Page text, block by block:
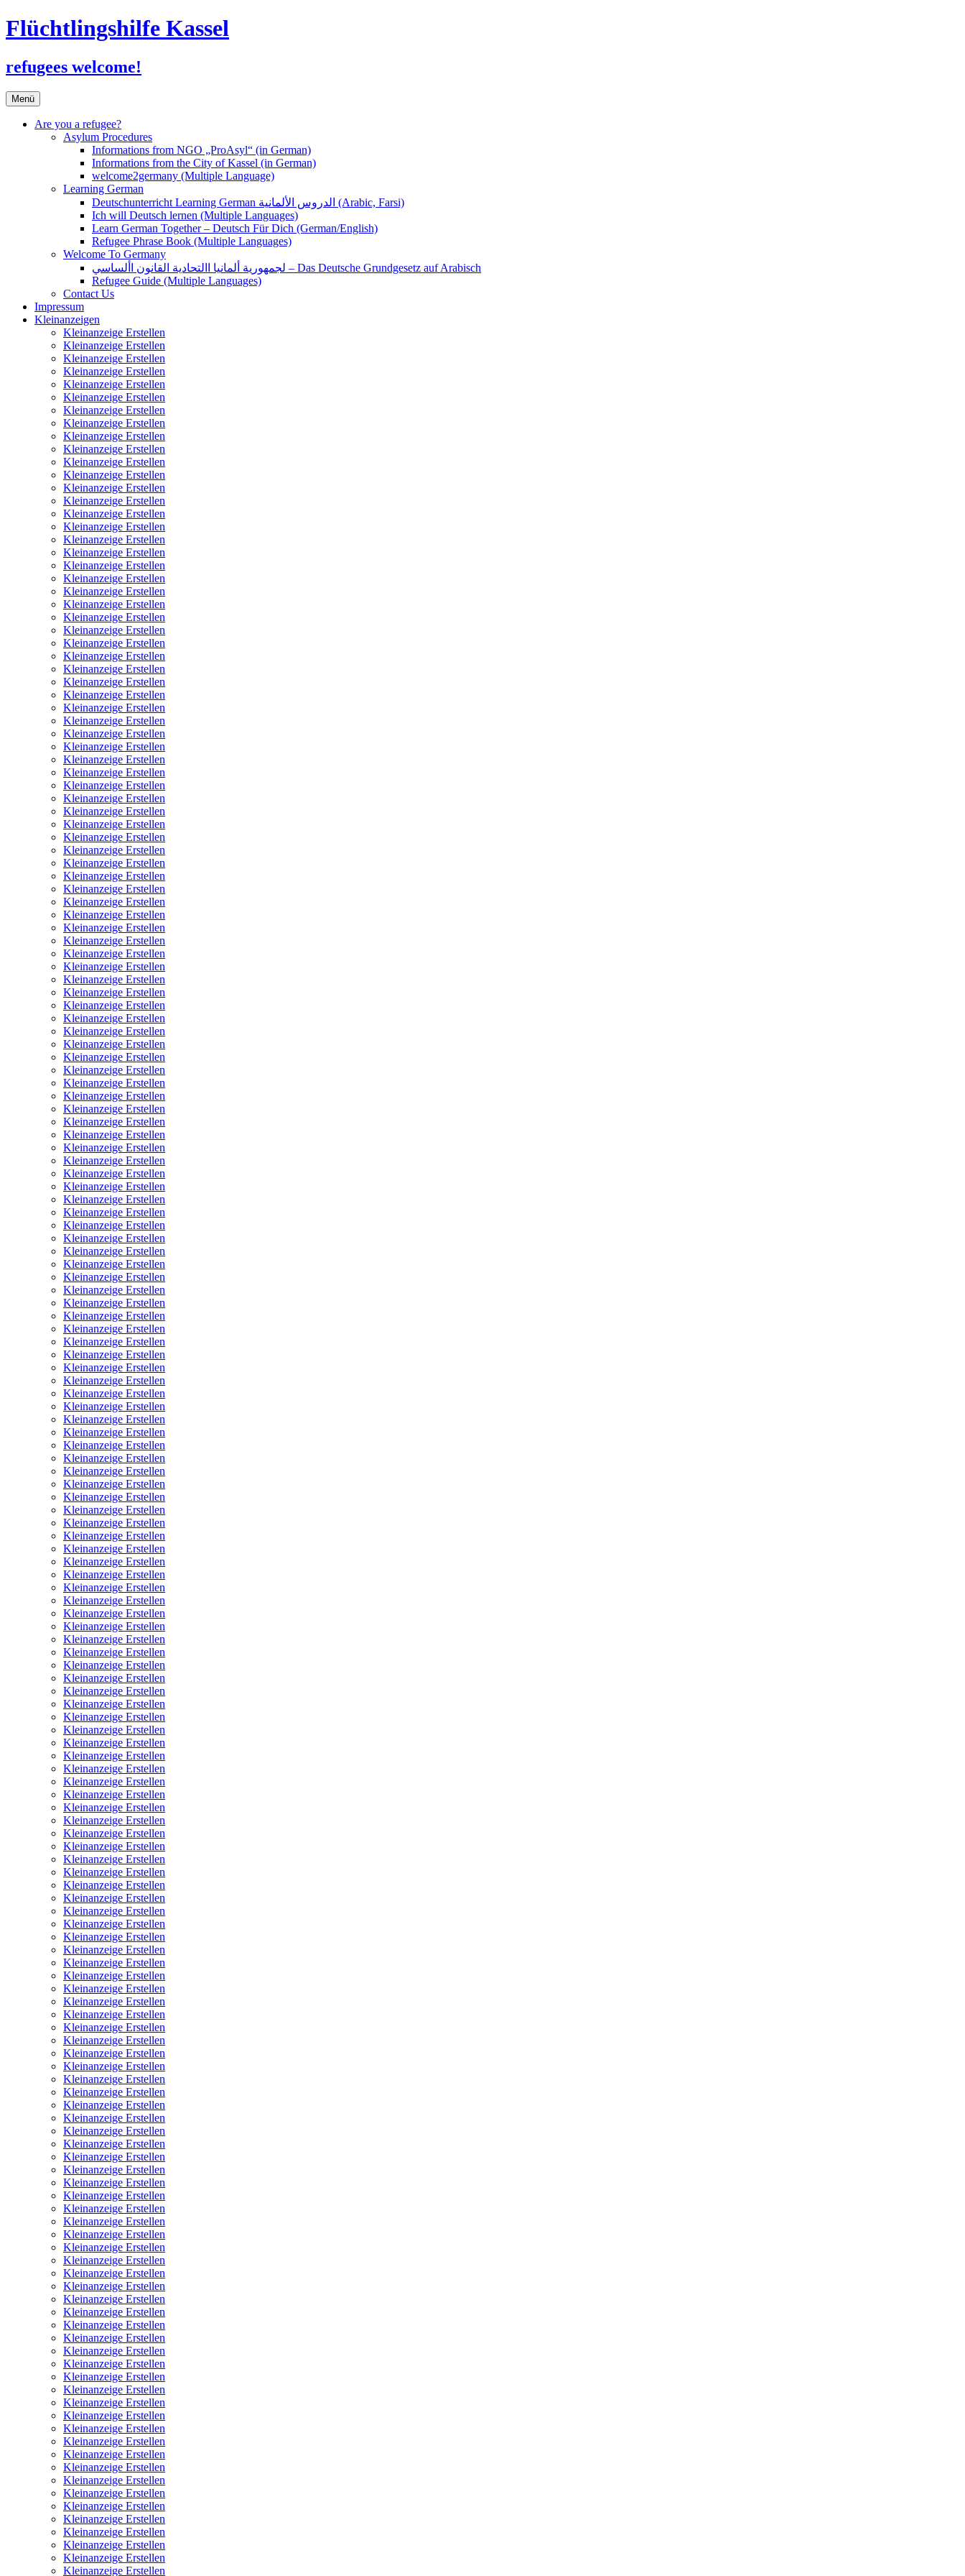
Flüchtlingshilfe Kassel
refugees welcome!
Menü Zum
Inhalt
springen
Are you a refugee?
Asylum Procedures
Informations from NGO „ProAsyl“ (in German)
Informations from the City of Kassel (in German)
welcome2germany (Multiple Language)
Learning German
Deutschunterricht Learning German الدروس الألمانية (Arabic, Farsi)
Ich will Deutsch lernen (Multiple Languages)
Learn German Together – Deutsch Für Dich (German/English)
Refugee Phrase Book (Multiple Languages)
Welcome To Germany
لجمهورية ألمانيا االتحادية القانون األساسي – Das Deutsche Grundgesetz auf Arabisch
Refugee Guide (Multiple Languages)
Contact Us
Impressum
Kleinanzeigen
Kleinanzeige Erstellen
Kleinanzeige Erstellen
Kleinanzeige Erstellen
Kleinanzeige Erstellen
Kleinanzeige Erstellen
Kleinanzeige Erstellen
Kleinanzeige Erstellen
Kleinanzeige Erstellen
Kleinanzeige Erstellen
Kleinanzeige Erstellen
Kleinanzeige Erstellen
Kleinanzeige Erstellen
Kleinanzeige Erstellen
Kleinanzeige Erstellen
Kleinanzeige Erstellen
Kleinanzeige Erstellen
Kleinanzeige Erstellen
Kleinanzeige Erstellen
Kleinanzeige Erstellen
Kleinanzeige Erstellen
Kleinanzeige Erstellen
Kleinanzeige Erstellen
Kleinanzeige Erstellen
Kleinanzeige Erstellen
Kleinanzeige Erstellen
Kleinanzeige Erstellen
Kleinanzeige Erstellen
Kleinanzeige Erstellen
Kleinanzeige Erstellen
Kleinanzeige Erstellen
Kleinanzeige Erstellen
Kleinanzeige Erstellen
Kleinanzeige Erstellen
Kleinanzeige Erstellen
Kleinanzeige Erstellen
Kleinanzeige Erstellen
Kleinanzeige Erstellen
Kleinanzeige Erstellen
Kleinanzeige Erstellen
Kleinanzeige Erstellen
Kleinanzeige Erstellen
Kleinanzeige Erstellen
Kleinanzeige Erstellen
Kleinanzeige Erstellen
Kleinanzeige Erstellen
Kleinanzeige Erstellen
Kleinanzeige Erstellen
Kleinanzeige Erstellen
Kleinanzeige Erstellen
Kleinanzeige Erstellen
Kleinanzeige Erstellen
Kleinanzeige Erstellen
Kleinanzeige Erstellen
Kleinanzeige Erstellen
Kleinanzeige Erstellen
Kleinanzeige Erstellen
Kleinanzeige Erstellen
Kleinanzeige Erstellen
Kleinanzeige Erstellen
Kleinanzeige Erstellen
Kleinanzeige Erstellen
Kleinanzeige Erstellen
Kleinanzeige Erstellen
Kleinanzeige Erstellen
Kleinanzeige Erstellen
Kleinanzeige Erstellen
Kleinanzeige Erstellen
Kleinanzeige Erstellen
Kleinanzeige Erstellen
Kleinanzeige Erstellen
Kleinanzeige Erstellen
Kleinanzeige Erstellen
Kleinanzeige Erstellen
Kleinanzeige Erstellen
Kleinanzeige Erstellen
Kleinanzeige Erstellen
Kleinanzeige Erstellen
Kleinanzeige Erstellen
Kleinanzeige Erstellen
Kleinanzeige Erstellen
Kleinanzeige Erstellen
Kleinanzeige Erstellen
Kleinanzeige Erstellen
Kleinanzeige Erstellen
Kleinanzeige Erstellen
Kleinanzeige Erstellen
Kleinanzeige Erstellen
Kleinanzeige Erstellen
Kleinanzeige Erstellen
Kleinanzeige Erstellen
Kleinanzeige Erstellen
Kleinanzeige Erstellen
Kleinanzeige Erstellen
Kleinanzeige Erstellen
Kleinanzeige Erstellen
Kleinanzeige Erstellen
Kleinanzeige Erstellen
Kleinanzeige Erstellen
Kleinanzeige Erstellen
Kleinanzeige Erstellen
Kleinanzeige Erstellen
Kleinanzeige Erstellen
Kleinanzeige Erstellen
Kleinanzeige Erstellen
Kleinanzeige Erstellen
Kleinanzeige Erstellen
Kleinanzeige Erstellen
Kleinanzeige Erstellen
Kleinanzeige Erstellen
Kleinanzeige Erstellen
Kleinanzeige Erstellen
Kleinanzeige Erstellen
Kleinanzeige Erstellen
Kleinanzeige Erstellen
Kleinanzeige Erstellen
Kleinanzeige Erstellen
Kleinanzeige Erstellen
Kleinanzeige Erstellen
Kleinanzeige Erstellen
Kleinanzeige Erstellen
Kleinanzeige Erstellen
Kleinanzeige Erstellen
Kleinanzeige Erstellen
Kleinanzeige Erstellen
Kleinanzeige Erstellen
Kleinanzeige Erstellen
Kleinanzeige Erstellen
Kleinanzeige Erstellen
Kleinanzeige Erstellen
Kleinanzeige Erstellen
Kleinanzeige Erstellen
Kleinanzeige Erstellen
Kleinanzeige Erstellen
Kleinanzeige Erstellen
Kleinanzeige Erstellen
Kleinanzeige Erstellen
Kleinanzeige Erstellen
Kleinanzeige Erstellen
Kleinanzeige Erstellen
Kleinanzeige Erstellen
Kleinanzeige Erstellen
Kleinanzeige Erstellen
Kleinanzeige Erstellen
Kleinanzeige Erstellen
Kleinanzeige Erstellen
Kleinanzeige Erstellen
Kleinanzeige Erstellen
Kleinanzeige Erstellen
Kleinanzeige Erstellen
Kleinanzeige Erstellen
Kleinanzeige Erstellen
Kleinanzeige Erstellen
Kleinanzeige Erstellen
Kleinanzeige Erstellen
Kleinanzeige Erstellen
Kleinanzeige Erstellen
Kleinanzeige Erstellen
Kleinanzeige Erstellen
Kleinanzeige Erstellen
Kleinanzeige Erstellen
Kleinanzeige Erstellen
Kleinanzeige Erstellen
Kleinanzeige Erstellen
Kleinanzeige Erstellen
Kleinanzeige Erstellen
Kleinanzeige Erstellen
Kleinanzeige Erstellen
Kleinanzeige Erstellen
Kleinanzeige Erstellen
Kleinanzeige Erstellen
Kleinanzeige Erstellen
Kleinanzeige Erstellen
Kleinanzeige Erstellen
Kleinanzeige Erstellen